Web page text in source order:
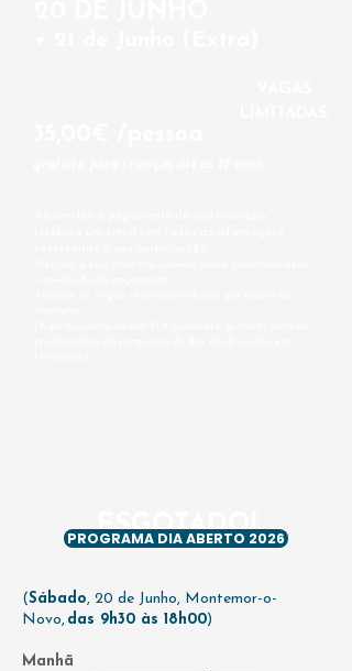
ESGOTADO!
PROGRAMA DIA ABERTO 2026
(Sábado, 20 de Junho, Montemor-o-
Novo, das 9h30 às 18h00)
Manhã